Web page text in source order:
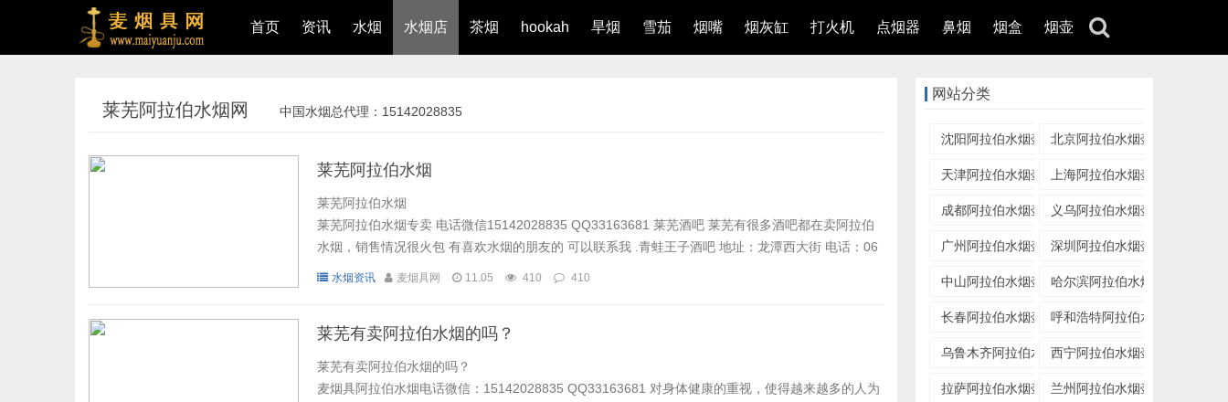
首页 资讯 水烟 水烟店 茶烟 hookah 旱烟 雪茄 烟嘴 烟灰缸 打火机 点烟器 鼻烟 烟盒 烟壶
莱芜阿拉伯水烟网 中国水烟总代理：15142028835
莱芜阿拉伯水烟
莱芜阿拉伯水烟
莱芜阿拉伯水烟专卖 电话微信15142028835 QQ33163681 莱芜酒吧 莱芜有很多酒吧都在卖阿拉伯
水烟，销售情况很火包 有喜欢水烟的朋友的 可以联系我 .青蛙王子酒吧 地址：龙潭西大街 电话：06
水烟资讯 麦烟具网 11.05 410 410
莱芜有卖阿拉伯水烟的吗？
莱芜有卖阿拉伯水烟的吗？
麦烟具阿拉伯水烟电话微信：15142028835 QQ33163681 对身体健康的重视，使得越来越多的人为
网站分类
沈阳阿拉伯水烟壶专卖店北京阿拉伯水烟壶专卖店
天津阿拉伯水烟壶专卖店上海阿拉伯水烟壶专卖店
成都阿拉伯水烟壶专卖店义乌阿拉伯水烟壶专卖店
广州阿拉伯水烟壶专卖店深圳阿拉伯水烟壶专卖店
中山阿拉伯水烟壶专卖店哈尔滨阿拉伯水烟壶专卖店
长春阿拉伯水烟壶专卖店呼和浩特阿拉伯水烟壶专卖店
乌鲁木齐阿拉伯水烟壶专卖店西宁阿拉伯水烟壶专卖店
拉萨阿拉伯水烟壶专卖店兰州阿拉伯水烟壶专卖店